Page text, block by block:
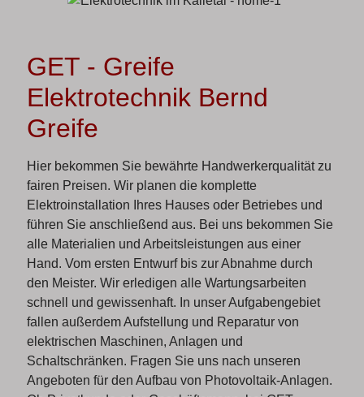
GET - Greife
Elektrotechnik Bernd
Greife
Hier bekommen Sie bewährte Handwerkerqualität zu
fairen Preisen. Wir planen die komplette
Elektroinstallation Ihres Hauses oder Betriebes und
führen Sie anschließend aus. Bei uns bekommen Sie
alle Materialien und Arbeitsleistungen aus einer
Hand. Vom ersten Entwurf bis zur Abnahme durch
den Meister. Wir erledigen alle Wartungsarbeiten
schnell und gewissenhaft. In unser Aufgabengebiet
fallen außerdem Aufstellung und Reparatur von
elektrischen Maschinen, Anlagen und
Schaltschränken. Fragen Sie uns nach unseren
Angeboten für den Aufbau von Photovoltaik-Anlagen.